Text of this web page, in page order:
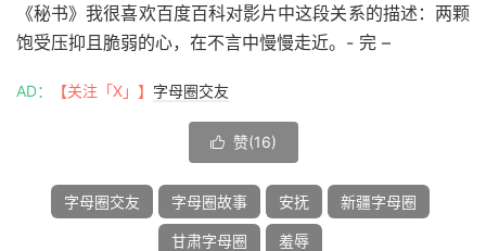
《秘书》我很喜欢百度百科对影片中这段关系的描述：两颗
饱受压抑且脆弱的心，在不言中慢慢走近。- 完 –
AD： 【关注「X」】 字母圈交友
 赞(16)
字母圈交友 字母圈故事 安抚 新疆字母圈
甘肃字母圈 羞辱